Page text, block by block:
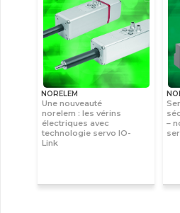
NORELEM
Une nouveauté
norelem : les vérins
électriques avec
technologie servo IO-
Link
–